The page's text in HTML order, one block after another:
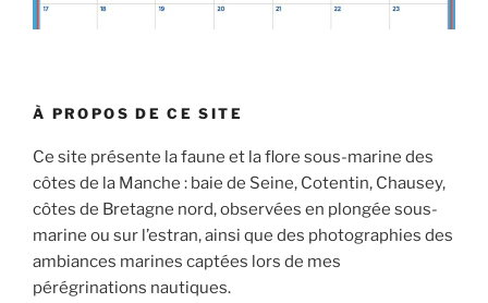
À PROPOS DE CE SITE
Ce site présente la faune et la flore sous-marine des
côtes de la Manche : baie de Seine, Cotentin, Chausey,
côtes de Bretagne nord, observées en plongée sous-
marine ou sur l’estran, ainsi que des photographies des
ambiances marines captées lors de mes
pérégrinations nautiques.